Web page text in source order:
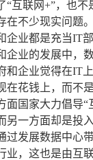
联网+”，也不
在不少现实问题
企业都是充当IT
企业的发展中，
和企业觉得在IT
在花钱上，而不
面国家大力倡导“
另一方面却是投
过发展数据中心
业，这也是由互